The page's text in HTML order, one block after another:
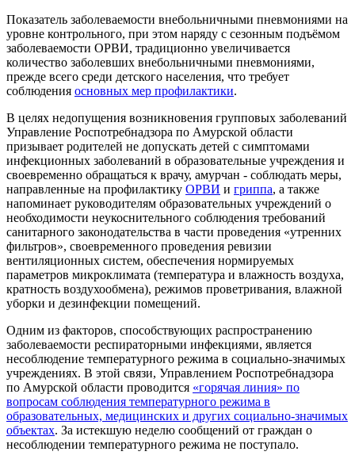
Показатель заболеваемости внебольничными пневмониями на
уровне контрольного, при этом наряду с сезонным подъёмом
заболеваемости ОРВИ, традиционно увеличивается
количество заболевших внебольничными пневмониями,
прежде всего среди детского населения, что требует
соблюдения основных мер профилактики.
В целях недопущения возникновения групповых заболеваний
Управление Роспотребнадзора по Амурской области
призывает родителей не допускать детей с симптомами
инфекционных заболеваний в образовательные учреждения и
своевременно обращаться к врачу, амурчан - соблюдать меры,
направленные на профилактику ОРВИ и гриппа, а также
напоминает руководителям образовательных учреждений о
необходимости неукоснительного соблюдения требований
санитарного законодательства в части проведения «утренних
фильтров», своевременного проведения ревизии
вентиляционных систем, обеспечения нормируемых
параметров микроклимата (температура и влажность воздуха,
кратность воздухообмена), режимов проветривания, влажной
уборки и дезинфекции помещений.
Одним из факторов, способствующих распространению
заболеваемости респираторными инфекциями, является
несоблюдение температурного режима в социально-значимых
учреждениях. В этой связи, Управлением Роспотребнадзора
по Амурской области проводится «горячая линия» по
вопросам соблюдения температурного режима в
образовательных, медицинских и других социально-значимых
объектах. За истекшую неделю сообщений от граждан о
несоблюдении температурного режима не поступало.